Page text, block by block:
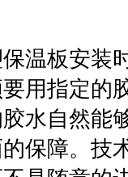
温板安装
用指定的
水自然能
保障。技